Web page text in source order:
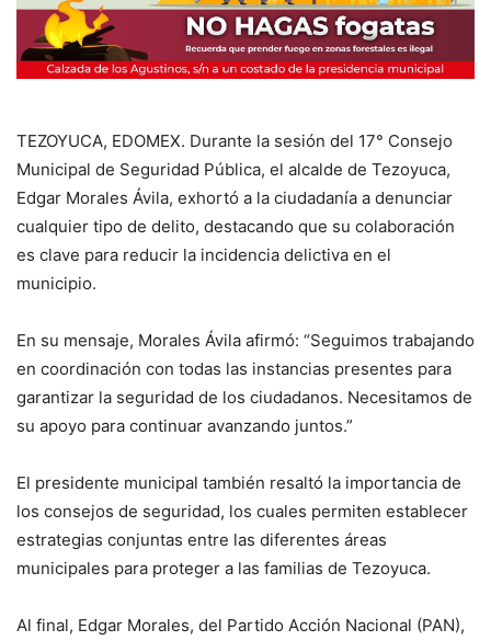
TEZOYUCA, EDOMEX. Durante la sesión del 17° Consejo
Municipal de Seguridad Pública, el alcalde de Tezoyuca,
Edgar Morales Ávila, exhortó a la ciudadanía a denunciar
cualquier tipo de delito, destacando que su colaboración
es clave para reducir la incidencia delictiva en el
municipio.
En su mensaje, Morales Ávila afirmó: “Seguimos trabajando
en coordinación con todas las instancias presentes para
garantizar la seguridad de los ciudadanos. Necesitamos de
su apoyo para continuar avanzando juntos.”
El presidente municipal también resaltó la importancia de
los consejos de seguridad, los cuales permiten establecer
estrategias conjuntas entre las diferentes áreas
municipales para proteger a las familias de Tezoyuca.
Al final, Edgar Morales, del Partido Acción Nacional (PAN),